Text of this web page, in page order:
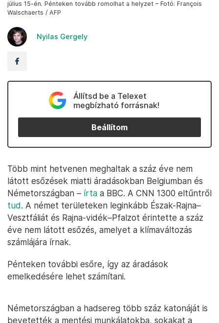
július 15-én. Pénteken tovább romolhat a helyzet – Fotó: François
Walschaerts / AFP
Nyilas Gergely
Állítsd be a Telexet
megbízható forrásnak!
Beállítom
Több mint hetvenen meghaltak a száz éve nem
látott esőzések miatti áradásokban Belgiumban és
Németországban – írta a BBC. A CNN 1300 eltűntről
tud. A német területeken leginkább Észak-Rajna–
Vesztfáliát és Rajna-vidék–Pfalzot érintette a száz
éve nem látott esőzés, amelyet a klímaváltozás
számlájára írnak.
Pénteken további esőre, így az áradások
emelkedésére lehet számítani.
Németországban a hadsereg több száz katonáját is
bevetették a mentési munkálatokba, sokakat a